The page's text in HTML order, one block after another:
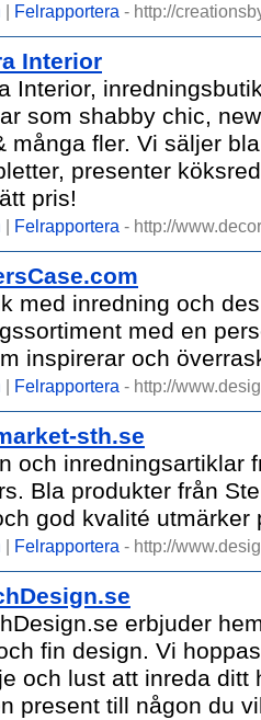
| Felrapportera - http://
Interior
Interior,
som shabby chic,
många fler. Vi säljer
presenter
pris!
| Felrapportera - http://
med inredning och
med en
inspirerar och
| Felrapportera - http://
sth.se
och inredningsartiklar
Bla produkter från
god kvalité utmärker
| Felrapportera - http://
erbjuder
fin design. Vi
och lust att inreda ditt
present till någon du